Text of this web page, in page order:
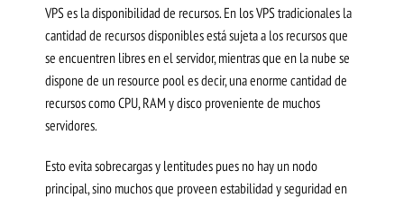
VPS es la disponibilidad de recursos. En los VPS tradicionales la
cantidad de recursos disponibles está sujeta a los recursos que
se encuentren libres en el servidor, mientras que en la nube se
dispone de un resource pool es decir, una enorme cantidad de
recursos como CPU, RAM y disco proveniente de muchos
servidores.
Esto evita sobrecargas y lentitudes pues no hay un nodo
principal, sino muchos que proveen estabilidad y seguridad en